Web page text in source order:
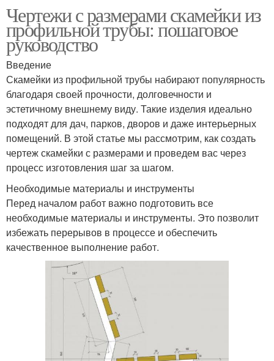
Чертежи с размерами скамейки из
профильной трубы: пошаговое
руководство
Введение
Скамейки из профильной трубы набирают популярность
благодаря своей прочности, долговечности и
эстетичному внешнему виду. Такие изделия идеально
подходят для дач, парков, дворов и даже интерьерных
помещений. В этой статье мы рассмотрим, как создать
чертеж скамейки с размерами и проведем вас через
процесс изготовления шаг за шагом.
Необходимые материалы и инструменты
Перед началом работ важно подготовить все
необходимые материалы и инструменты. Это позволит
избежать перерывов в процессе и обеспечить
качественное выполнение работ.